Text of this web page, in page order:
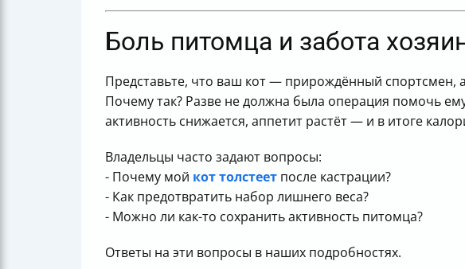
Боль питомца и забота
Представьте, что ваш кот — прирождённый спортсмен,
Почему так? Разве не должна была операция помочь
активность снижается, аппетит растёт — и в итоге
Владельцы часто задают вопросы:
- Почему мой кот толстеет после кастрации?
- Как предотвратить набор лишнего веса?
- Можно ли как-то сохранить активность питомца?
Ответы на эти вопросы в наших подробностях.